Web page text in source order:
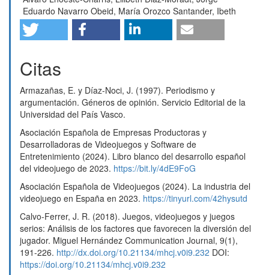
Eduardo Navarro Obeid, María Orozco Santander, Ibeth
Orozco Santander, Boris Señas Sierra (2025)
Importancia de los videojuegos en los procesos de
en Ciencias Sociales,
Citas
Armazañas, E. y Díaz-Noci, J. (1997). Periodismo y
argumentación. Géneros de opinión. Servicio Editorial de la
Universidad del País Vasco.
Asociación Española de Empresas Productoras y
Desarrolladoras de Videojuegos y Software de
Entretenimiento (2024). Libro blanco del desarrollo español
del videojuego de 2023. https://bit.ly/4dE9FoG
Asociación Española de Videojuegos (2024). La industria del
videojuego en España en 2023. https://tinyurl.com/42hysutd
Calvo-Ferrer, J. R. (2018). Juegos, videojuegos y juegos
serios: Análisis de los factores que favorecen la diversión del
jugador. Miguel Hernández Communication Journal, 9(1),
191-226. http://dx.doi.org/10.21134/mhcj.v0i9.232 DOI:
https://doi.org/10.21134/mhcj.v0i9.232